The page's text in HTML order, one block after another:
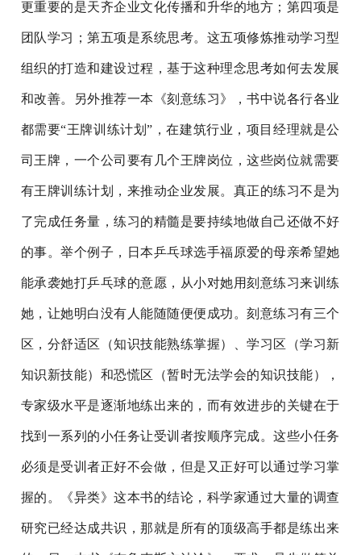
更重要的是天齐企业文化传播和升华的地方；第四项是
团队学习；第五项是系统思考。这五项修炼推动学习型
组织的打造和建设过程，基于这种理念思考如何去发展
和改善。另外推荐一本《刻意练习》，书中说各行各业
都需要“王牌训练计划”，在建筑行业，项目经理就是公
司王牌，一个公司要有几个王牌岗位，这些岗位就需要
有王牌训练计划，来推动企业发展。真正的练习不是为
了完成任务量，练习的精髓是要持续地做自己还做不好
的事。举个例子，日本乒乓球选手福原爱的母亲希望她
能承袭她打乒乓球的意愿，从小对她用刻意练习来训练
她，让她明白没有人能随随便便成功。刻意练习有三个
区，分舒适区（知识技能熟练掌握）、学习区（学习新
知识新技能）和恐慌区（暂时无法学会的知识技能），
专家级水平是逐渐地练出来的，而有效进步的关键在于
找到一系列的小任务让受训者按顺序完成。这些小任务
必须是受训者正好不会做，但是又正好可以通过学习掌
握的。《异类》这本书的结论，科学家通过大量的调查
研究已经达成共识，那就是所有的顶级高手都是练出来